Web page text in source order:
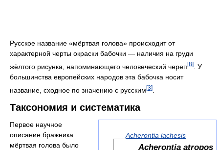
Русское название «мёртвая голова» происходит от
характерной черты окраски бабочки — наличия на груди
жёлтого рисунка, напоминающего человеческий череп[8]
. У
большинства европейских народов эта бабочка носит
название, сходное по значению с русским[3]
Таксономия и систематика
Acherontia lachesis
Acherontia atropos
Первое научное
описание бражника
мёртвая голова было